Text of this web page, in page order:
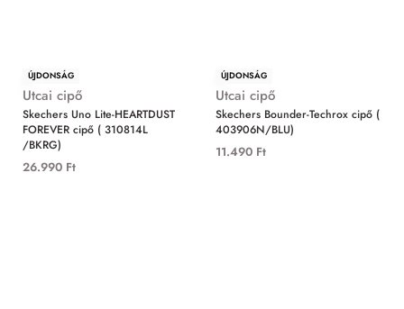
ÚJDONSÁG
Utcai cipő
Skechers Uno Lite-HEARTDUST
FOREVER cipő ( 310814L
/BKRG)
26.990 Ft
ÚJDONSÁG
Utcai cipő
Skechers Bounder-Techrox cipő (
403906N/BLU)
11.490 Ft